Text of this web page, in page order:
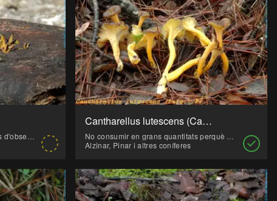
Per la seva petita mida són difícils d'observar.
Cantharellus lutescens (Camagroc, Picornell de càrritx)
No consumir en grans quantitats perquè pot ser indigest. Es consumeix acompanyant aguiats, rostits, sopes i arròs brut.
Alzinar, Pinar i altres coníferes